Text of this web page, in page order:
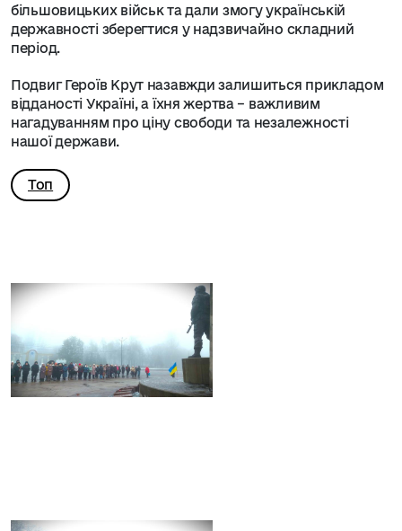
більшовицьких військ та дали змогу українській
державності зберегтися у надзвичайно складний
період.
Подвиг Героїв Крут назавжди залишиться прикладом
відданості Україні, а їхня жертва – важливим
нагадуванням про ціну свободи та незалежності
нашої держави.
Топ